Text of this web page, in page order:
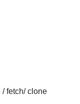
/ fetch/ clone